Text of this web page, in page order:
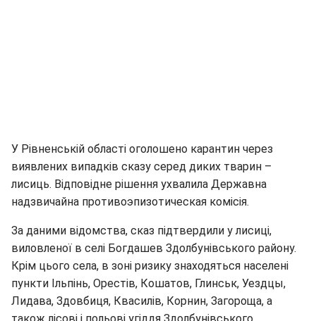
У Рівненській області оголошено карантин через
виявлених випадків сказу серед диких тварин –
лисиць. Відповідне рішення ухвалила Державна
надзвичайна противоэпизотическая комісія.
За даними відомства, сказ підтвердили у лисиці,
виловленої в селі Богдашев Здолбунівського району.
Крім цього села, в зоні ризику знаходяться населені
пункти Ільпінь, Орестів, Кошатов, Глинськ, Уездцы,
Лидава, Здовбиця, Квасилів, Корнин, Загороща, а
також лісові і польові угіддя Здолбунівського